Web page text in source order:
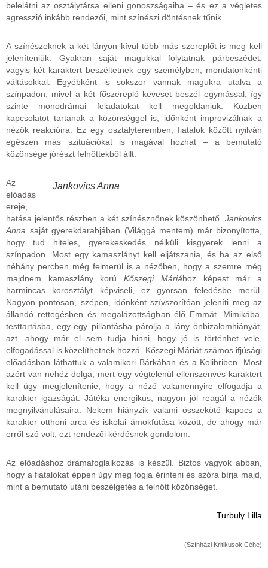
belelátni az osztálytársa elleni gonoszságaiba – és ez a végletes
agresszió inkább rendezői, mint színészi döntésnek tűnik.
A színészeknek a két lányon kívül több más szereplőt is meg kell
jeleníteniük. Gyakran saját magukkal folytatnak párbeszédet,
vagyis két karaktert beszéltetnek egy személyben, mondatonkénti
váltásokkal. Egyébként is sokszor vannak magukra utalva a
színpadon, mivel a két főszereplő keveset beszél egymással, így
szinte monodrámai feladatokat kell megoldaniuk. Közben
kapcsolatot tartanak a közönséggel is, időnként improvizálnak a
nézők reakcióira. Ez egy osztályteremben, fiatalok között nyilván
egészen más szituációkat is magával hozhat – a bemutató
közönsége jórészt felnőttekből állt.
Jankovics Anna
Az
előadás
ereje,
hatása jelentős részben a két színésznőnek köszönhető. Jankovics
Anna saját gyerekdarabjában (Világgá mentem) már bizonyította,
hogy tud hiteles, gyerekeskedés nélküli kisgyerek lenni a
színpadon. Most egy kamaszlányt kell eljátszania, és ha az első
néhány percben még felmerül is a nézőben, hogy a szemre még
majdnem kamaszlány korúKőszegi Máriához képest már a
harmincas korosztályt képviseli, ez gyorsan feledésbe merül.
Nagyon pontosan, szépen, időnként szívszorítóan jeleníti meg az
állandó rettegésben és megalázottságban élő Emmát. Mimikába,
testtartásba, egy-egy pillantásba párolja a lány önbizalomhiányát,
azt, ahogy már el sem tudja hinni, hogy jó is történhet vele,
elfogadással is közelíthetnek hozzá. Kőszegi Máriát számos ifjúsági
előadásban láthattuk a valamikori Bárkában és a Kolibriben. Most
azért van nehéz dolga, mert egy végtelenül ellenszenves karaktert
kell úgy megjelenítenie, hogy a néző valamennyire elfogadja a
karakter igazságát. Játéka energikus, nagyon jól reagál a nézők
megnyilvánulásaira. Nekem hiányzik valami összekötő kapocs a
karakter otthoni arca és iskolai ámokfutása között, de ahogy már
erről szó volt, ezt rendezői kérdésnek gondolom.
Az előadáshoz drámafoglalkozás is készül. Biztos vagyok abban,
hogy a fiatalokat éppen úgy meg fogja érinteni és szóra bírja majd,
mint a bemutató utáni beszélgetés a felnőtt közönséget.
Turbuly Lilla
(Színházi Kritikusok Céhe)